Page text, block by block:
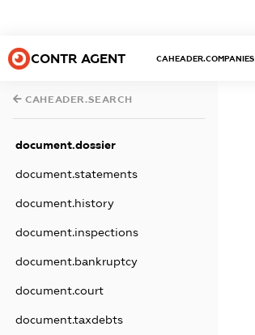
CONTR AGENT CAHEADER.COMPANIES
CAHEADER.SEARCH
document.dossier
document.statements
document.history
document.inspections
document.bankruptcy
document.court
document.taxdebts